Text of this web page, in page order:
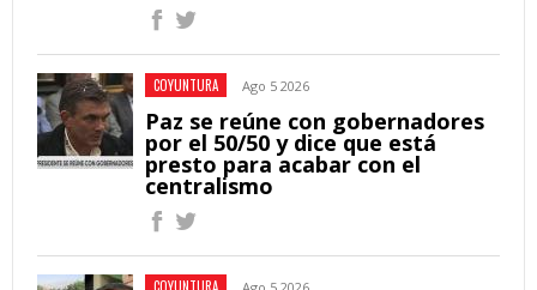
COYUNTURA Ago 5 2026
Paz se reúne con gobernadores
por el 50/50 y dice que está
presto para acabar con el
centralismo